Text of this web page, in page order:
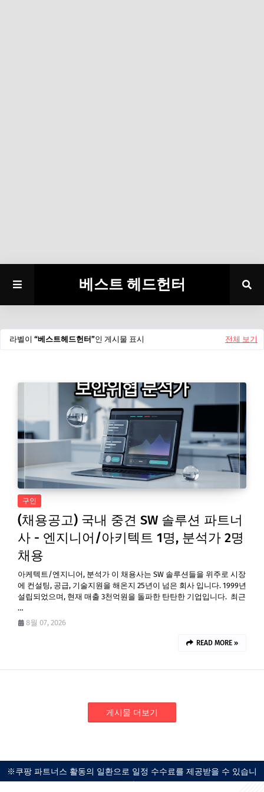
베스트 헤드헌터
라벨이 베스트헤드헌터 인 게시물 표시 전체 보기
구인
(채용공고) 국내 중견 SW 솔루션 파트너
사 - 엔지니어/아키텍트 1명, 분석가 2명
채용
아케텍트/엔지니어, 분석가 이 채용사는 SW 솔루션들을 위주로 시장
에 컨설팅, 공급, 기술지원을 해온지 25년이 넘은 회사 입니다. 1999년
설립되었으며, 현재 매출 3천억원을 돌파한 탄탄한 기업입니다. 최근
…
8월 07, 2026
READ MORE »
게시물 더보기
※쿠팡 파트너스 활동의 일환으로 일정 수수료를 제공받을 수 있습니
다.